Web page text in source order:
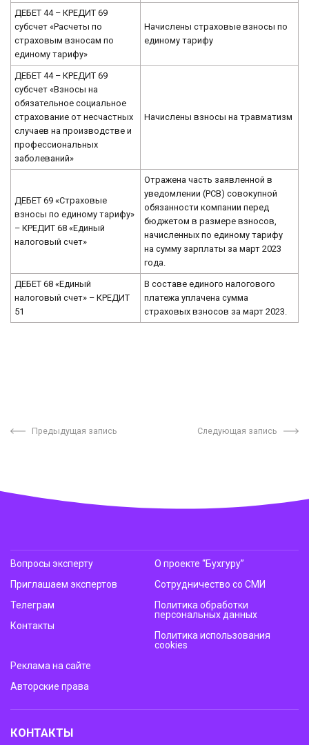
ДЕБЕТ 44 – КРЕДИТ 69
субсчет «Расчеты по
страховым взносам по
единому тарифу»
Начислены страховые взносы по
единому тарифу
ДЕБЕТ 44 – КРЕДИТ 69
субсчет «Взносы на
обязательное социальное
страхование от несчастных
случаев на производстве и
профессиональных
заболеваний»
Начислены взносы на травматизм
ДЕБЕТ 69 «Страховые
взносы по единому тарифу»
– КРЕДИТ 68 «Единый
налоговый счет»
Отражена часть заявленной в
уведомлении (РСВ) совокупной
обязанности компании перед
бюджетом в размере взносов,
начисленных по единому тарифу
на сумму зарплаты за март 2023
года.
ДЕБЕТ 68 «Единый
налоговый счет» – КРЕДИТ
51
В составе единого налогового
платежа уплачена сумма
страховых взносов за март 2023.
Предыдущая запись Следующая запись
Вопросы эксперту
Приглашаем экспертов
Телеграм
Контакты
О проекте “Бухгуру”
Сотрудничество со СМИ
Политика обработки
персональных данных
Политика использования
cookies
Реклама на сайте
Авторские права
КОНТАКТЫ